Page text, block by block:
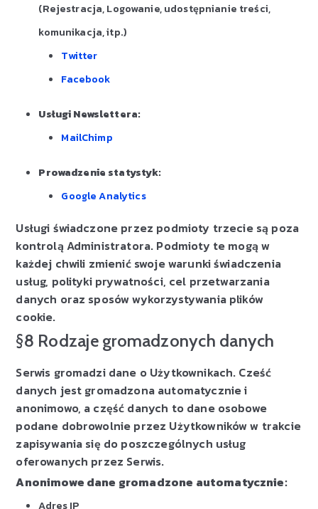
(Rejestracja, Logowanie, udostępnianie treści,
komunikacja, itp.)
Twitter
Facebook
Usługi Newslettera:
MailChimp
Prowadzenie statystyk:
Google Analytics
Usługi świadczone przez podmioty trzecie są poza
kontrolą Administratora. Podmioty te mogą w
każdej chwili zmienić swoje warunki świadczenia
usług, polityki prywatności, cel przetwarzania
danych oraz sposów wykorzystywania plików
cookie.
§8 Rodzaje gromadzonych danych
Serwis gromadzi dane o Użytkownikach. Cześć
danych jest gromadzona automatycznie i
anonimowo, a część danych to dane osobowe
podane dobrowolnie przez Użytkowników w trakcie
zapisywania się do poszczególnych usług
oferowanych przez Serwis.
Anonimowe dane gromadzone automatycznie:
Adres IP